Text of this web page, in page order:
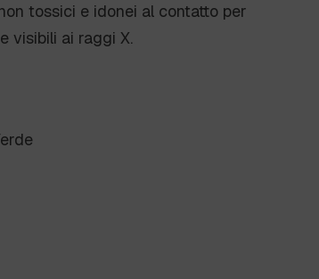
tossici e idonei al contatto per
visibili ai raggi X.